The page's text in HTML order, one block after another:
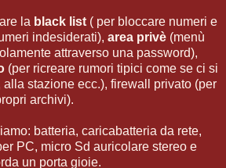
la black list ( per bloccare numeri e
indesiderati), area privè (menù
attraverso una password),
(per ricreare rumori tipici come se ci si
stazione ecc.), firewall privato (per
archivi).
batteria, caricabatteria da rete,
PC, micro Sd auricolare stereo e
un porta gioie.